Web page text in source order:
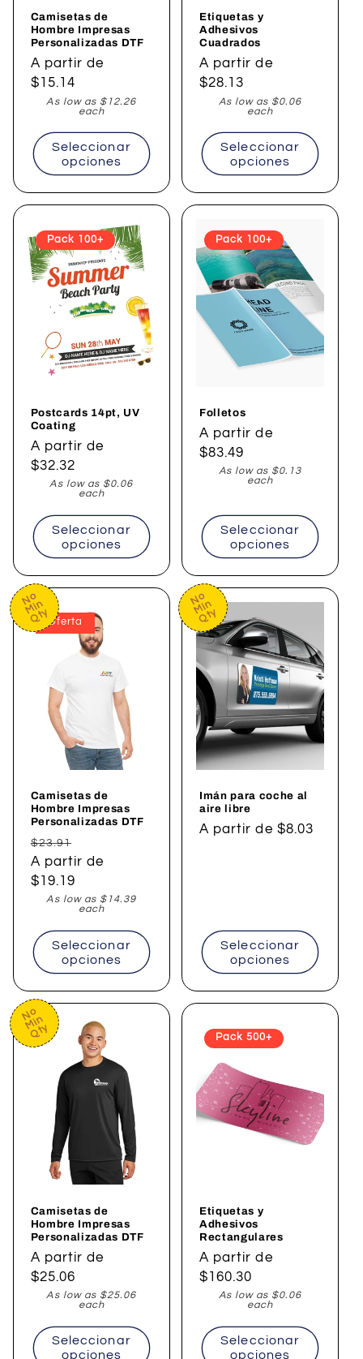
Camisetas de
Hombre Impresas
Personalizadas DTF
Precio
habitual
A partir de
$15.14
As low as $12.26
each
Seleccionar
opciones
Etiquetas y
Adhesivos
Cuadrados
Precio
habitual
A partir de
$28.13
As low as $0.06
each
Seleccionar
opciones
Pack 100+
Postcards 14pt, UV
Coating
Precio
habitual
A partir de
$32.32
As low as $0.06
each
Seleccionar
opciones
Pack 100+
Folletos
Precio
habitual
A partir de
$83.49
As low as $0.13
each
Seleccionar
opciones
No
Min
Qty Oferta
Camisetas de
Hombre Impresas
Personalizadas DTF
Precio
habitual
$23.91
de
A partir de
$19.19
As low as $14.39
each
Seleccionar
opciones
No
Min
Qty
Imán para coche al
aire libre
Precio
A partir de $8.03
Seleccionar
opciones
No
Min
Qty
Camisetas de
Hombre Impresas
Personalizadas DTF
Precio
habitual
A partir de
$25.06
As low as $25.06
each
Seleccionar
opciones
Pack 500+
Etiquetas y
Adhesivos
Rectangulares
Precio
habitual
A partir de
$160.30
As low as $0.06
each
Seleccionar
opciones